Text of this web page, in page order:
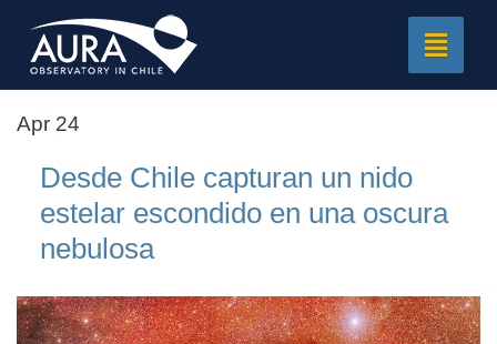
Toggle
Apr 24
Desde Chile capturan un nido
estelar escondido en una oscura
nebulosa